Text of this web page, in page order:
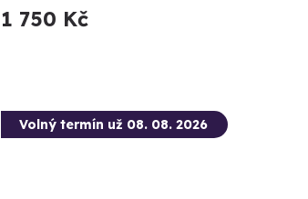
1 750 Kč
Volný termín už 08. 08. 2026